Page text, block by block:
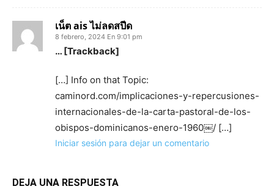
เน็ต ais ไม่ลดสปีด
8 febrero, 2024 En 9:01 pm
… [Trackback]
[…] Info on that Topic:
caminord.com/implicaciones-y-repercusiones-
internacionales-de-la-carta-pastoral-de-los-
obispos-dominicanos-enero-1960￼/ […]
Iniciar sesión para dejar un comentario
DEJA UNA RESPUESTA